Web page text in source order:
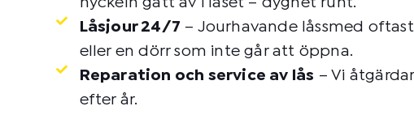
nyckeln gått av i låset – dygnet runt.
Låsjour 24/7 – Jourhavande låssmed
eller en dörr som inte går att öppna.
Reparation och service av lås – Vi
efter år.